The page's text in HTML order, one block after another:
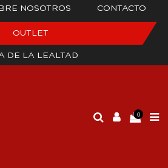
NOSOTROS CONTACTO
OUTLET
DE LA LEALTAD
0